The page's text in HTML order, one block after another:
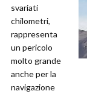
svariati
chilometri,
rappresenta
un pericolo
molto grande
anche per la
navigazione